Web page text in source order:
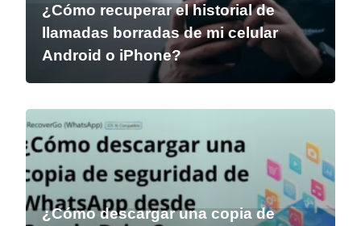
¿Cómo recuperar el historial de
llamadas borradas de mi celular
Android o iPhone?
¿Cómo descargar una copia de